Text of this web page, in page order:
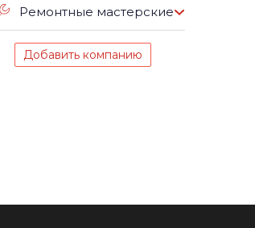
Ремонтные мастерские
Добавить компанию